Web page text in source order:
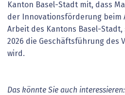
Kanton Basel-Stadt mit, dass
der Innovationsförderung beim
Arbeit des Kantons Basel-Stadt,
2026 die Geschäftsführung des
wird.
Das könnte Sie auch